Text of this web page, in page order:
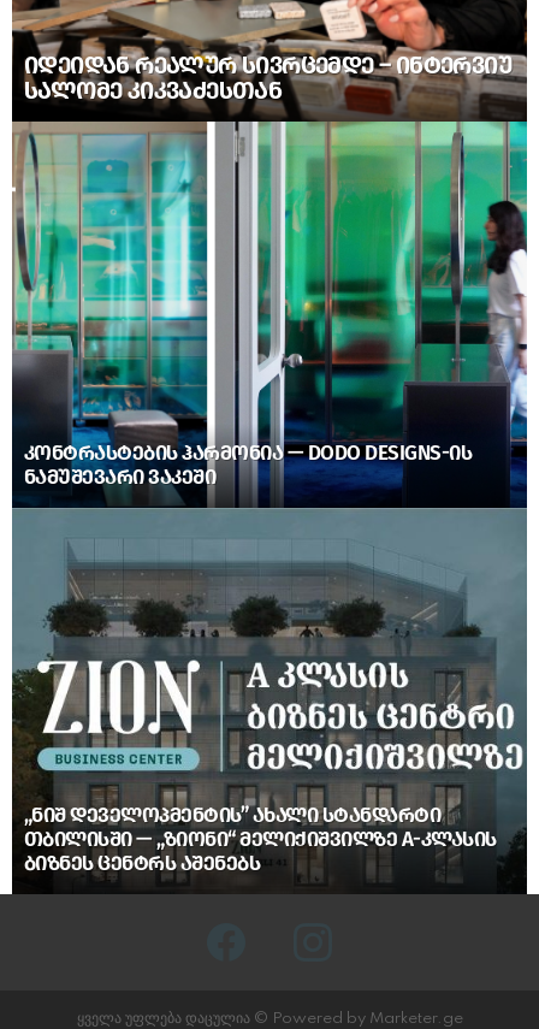
ᲘᲓᲔᲘᲓᲐᲜ ᲠᲔᲐᲚᲣᲠ ᲡᲘᲕᲠᲪᲔᲛᲓᲔ – ᲘᲜᲢᲔᲠᲕᲘᲣ
ᲡᲐᲚᲝᲛᲔ ᲙᲘᲙᲕᲐᲫᲔᲡᲗᲐᲜ
ᲙᲝᲜᲢᲠᲐᲡᲢᲔᲑᲘᲡ ᲰᲐᲠᲛᲝᲜᲘᲐ — DODO DESIGNS-ᲘᲡ
ᲜᲐᲛᲣᲨᲔᲕᲐᲠᲘ ᲕᲐᲙᲔᲨᲘ
„ᲜᲘᲨ ᲓᲔᲕᲔᲚᲝᲞᲛᲔᲜᲢᲘᲡ” ᲐᲮᲐᲚᲘ ᲡᲢᲐᲜᲓᲐᲠᲢᲘ
ᲗᲑᲘᲚᲘᲡᲨᲘ — „ᲖᲘᲝᲜᲘ“ ᲛᲔᲚᲘᲥᲘᲨᲕᲘᲚᲖᲔ A-ᲙᲚᲐᲡᲘᲡ
ᲑᲘᲖᲜᲔᲡ ᲪᲔᲜᲢᲠᲡ ᲐᲨᲔᲜᲔᲑᲡ
ყველა უფლება დაცულია © Powered by Marketer.ge